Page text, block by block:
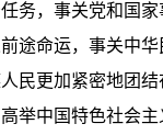
务，事关党和国
途命运，事关中
民更加紧密地团
举中国特色社会